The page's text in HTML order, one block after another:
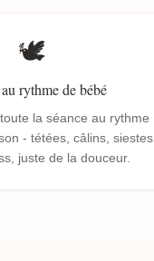
🕊️
rythme de bébé
la séance au rythme
- tétées, câlins, siestes.
juste de la douceur.